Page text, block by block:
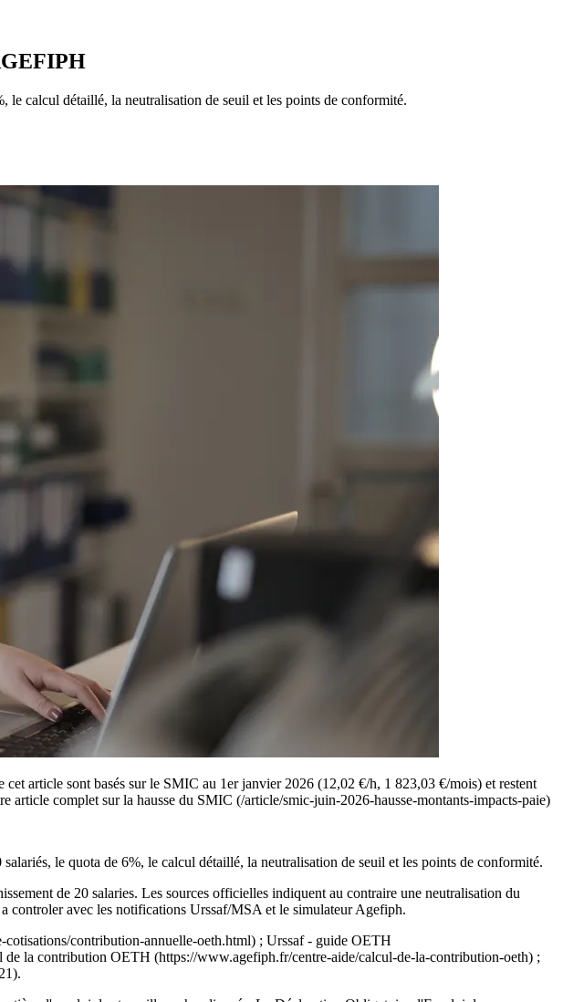
calcul détaillé, la neutralisation de seuil et les points de conformité.
article sont basés sur le SMIC au 1er janvier 2026 (12,02 €/h, 1 823,03 €/mois) et restent
complet sur la hausse du SMIC (/article/smic-juin-2026-hausse-montants-impacts-paie)
le quota de 6%, le calcul détaillé, la neutralisation de seuil et les points de conformité.
de 20 salaries. Les sources officielles indiquent au contraire une neutralisation du
controler avec les notifications Urssaf/MSA et le simulateur Agefiph.
contribution-annuelle-oeth.html) ; Urssaf - guide OETH
la contribution OETH (https://www.agefiph.fr/centre-aide/calcul-de-la-contribution-oeth) ;